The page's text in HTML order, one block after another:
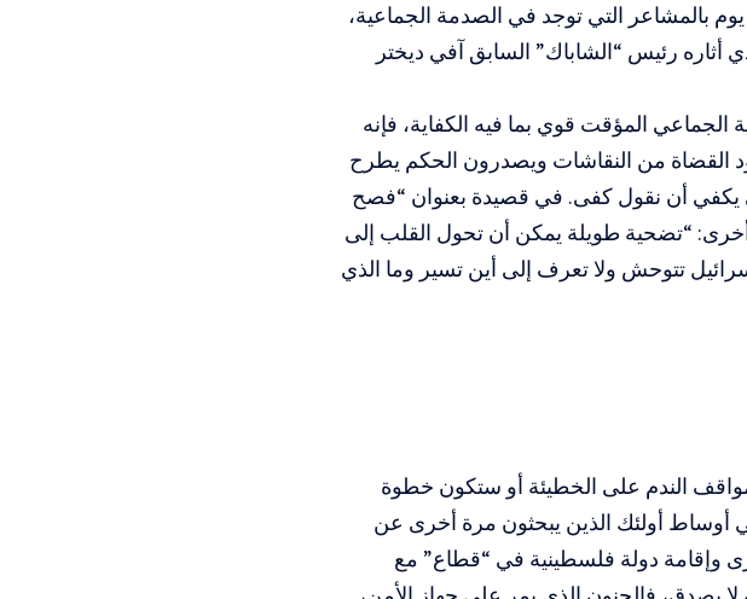
بالمشاعر التي توجد في الصدمة الجماعية،
رئيس “الشاباك” السابق آفي ديختر
الجماعي المؤقت قوي بما فيه الكفاية، فإنه
القضاة من النقاشات ويصدرون الحكم يطرح
أن نقول كفى. في قصيدة بعنوان “فصح
أخرى: “تضحية طويلة يمكن أن تحول القلب إلى
تتوحش ولا تعرف إلى أين تسير وما الذي
الندم على الخطيئة أو ستكون خطوة
أوساط أولئك الذين يبحثون مرة أخرى عن
وإقامة دولة فلسطينية في “قطاع” مع